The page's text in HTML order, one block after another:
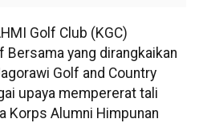
Golf Club (KGC)
Bersama yang dirangkaikan
Golf and Country
upaya mempererat tali
Korps Alumni Himpunan